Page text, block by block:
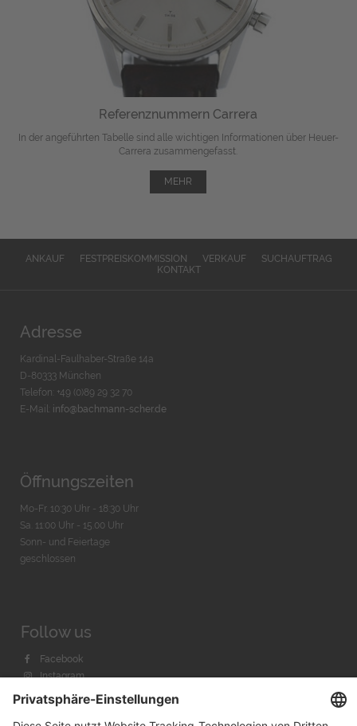
Referenznummern Carrera
In der angeführten Tabelle sind alle wichtigen Informationen über Heuer-
Carrera zusammengefasst.
MEHR
ANKAUF FESTPREISKOMMISSION VERKAUF
SUCHAUFTRAG
KONTAKT
Adresse
Kardinal-Faulhaber-Straße 14a
D-80333 München
Telefon: +49 (0)89 29 32 70
E-Mail: info@bachmann-scher.de
Öffnungszeiten
Mo-Fr. 10:30 Uhr - 18:30 Uhr
Sa. 11:00 Uhr - 15.00 Uhr
Sonn- und Feiertage
geschlossen
Follow us
Facebook
Instagram
Youtube